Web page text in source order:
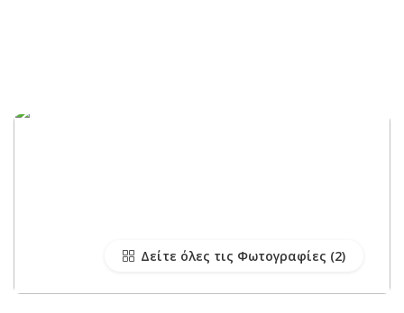
Δείτε όλες τις Φωτογραφίες